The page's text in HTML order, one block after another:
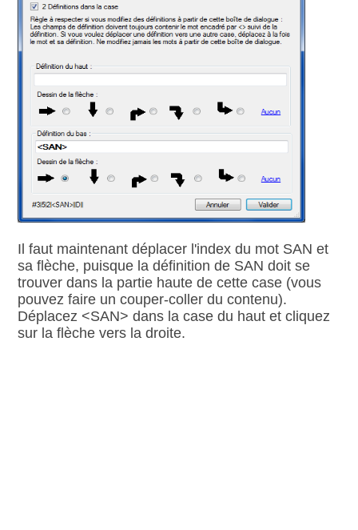
Il faut maintenant déplacer l'index du mot SAN et
sa flèche, puisque la définition de SAN doit se
trouver dans la partie haute de cette case (vous
pouvez faire un couper‑coller du contenu).
Déplacez <SAN> dans la case du haut et cliquez
sur la flèche vers la droite.